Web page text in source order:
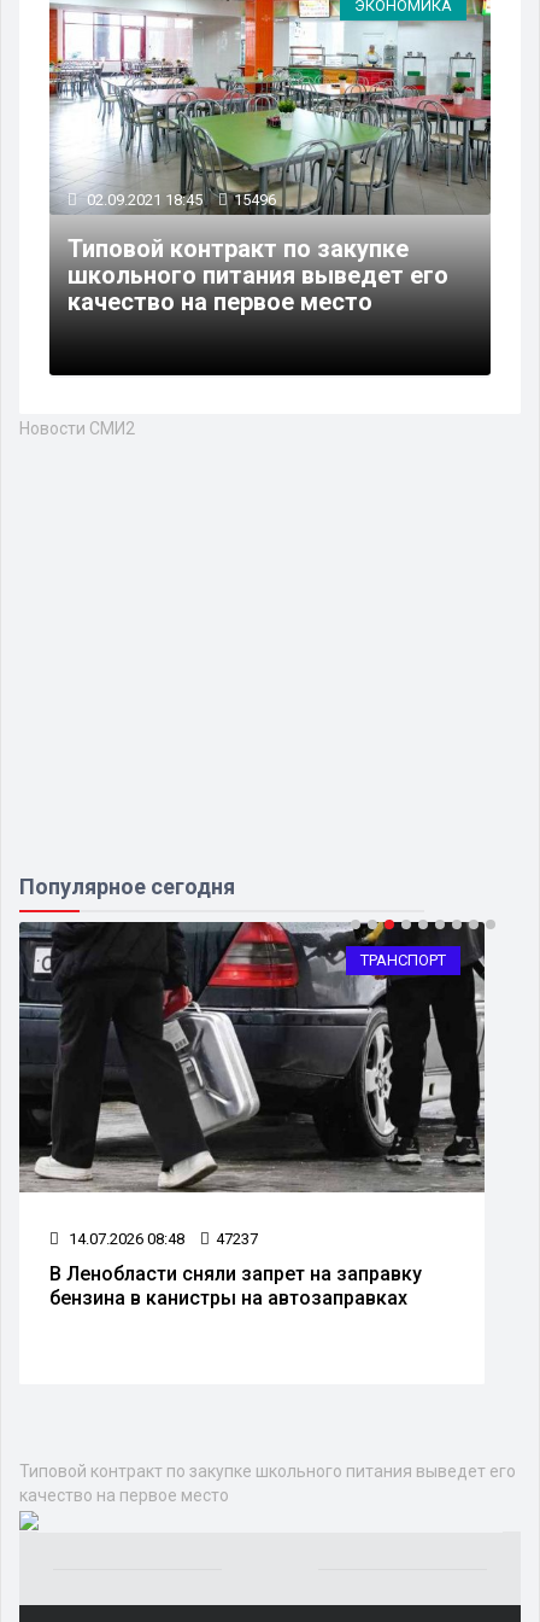
ЭКОНОМИКА
02.09.2021 18:45 15496
Типовой контракт по закупке
школьного питания выведет его
качество на первое место
Новости СМИ2
Популярное сегодня
ТРАНСПОРТ
14.07.2026 08:48 47237
В Ленобласти сняли запрет на заправку
бензина в канистры на автозаправках
Типовой контракт по закупке школьного питания выведет его
качество на первое место